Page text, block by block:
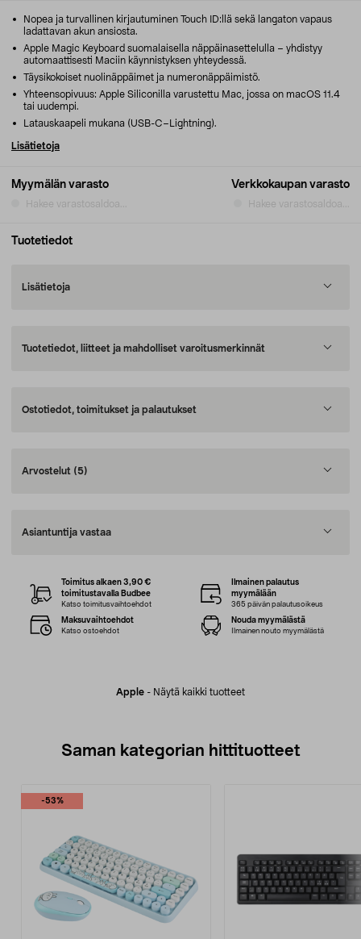
Myymälän varasto
Hakee varastosaldoa...
Verkkokaupan varasto
Hakee varastosaldoa...
Nopea ja turvallinen kirjautuminen Touch ID:llä sekä langaton vapaus
ladattavan akun ansiosta.
Apple Magic Keyboard suomalaisella näppäinasettelulla – yhdistyy
automaattisesti Maciin käynnistyksen yhteydessä.
Täysikokoiset nuolinäppäimet ja numeronäppäimistö.
Yhteensopivuus: Apple Siliconilla varustettu Mac, jossa on macOS 11.4
tai uudempi.
Latauskaapeli mukana (USB-C–Lightning).
Lisätietoja
Tuotetiedot
Lisätietoja
Tuotetiedot, liitteet ja mahdolliset varoitusmerkinnät
Ostotiedot, toimitukset ja palautukset
Arvostelut (5)
Asiantuntija vastaa
Apple - Näytä kaikki tuotteet
Toimitus alkaen 3,90 €
toimitustavalla Budbee
Katso toimitusvaihtoehdot
Ilmainen palautus
myymälään
365 päivän palautusoikeus
Maksuvaihtoehdot
Katso ostoehdot
Nouda myymälästä
Ilmainen nouto myymälästä
Saman kategorian hittituotteet
-53%